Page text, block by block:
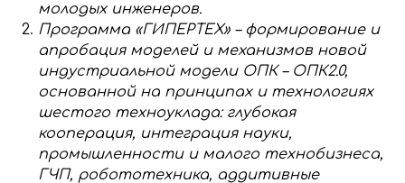
молодых инженеров.
Программа «ГИПЕРТЕХ» – формирование и
апробация моделей и механизмов новой
индустриальной модели ОПК – ОПК2.0,
основанной на принципах и технологиях
шестого техноуклада: глубокая
кооперация, интеграция науки,
промышленности и малого технобизнеса,
ГЧП, робототехника, аддитивные